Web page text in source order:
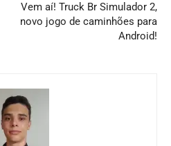
Vem aí! Truck Br Simulador 2,
novo jogo de caminhões para
Android!